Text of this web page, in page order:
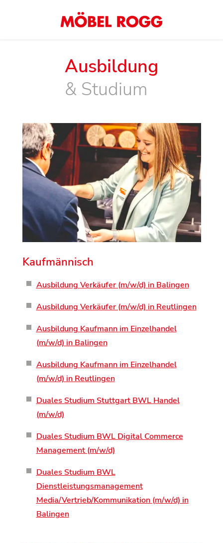
Ausbildung
& Studium
Kaufmännisch
Ausbildung Verkäufer (m/w/d) in Balingen
Ausbildung Verkäufer (m/w/d) in Reutlingen
Ausbildung Kaufmann im Einzelhandel
(m/w/d) in Balingen
Ausbildung Kaufmann im Einzelhandel
(m/w/d) in Reutlingen
Duales Studium Stuttgart BWL Handel
(m/w/d)
Duales Studium BWL Digital Commerce
Management (m/w/d)
Duales Studium BWL
Dienstleistungsmanagement
Media/Vertrieb/Kommunikation (m/w/d) in
Balingen